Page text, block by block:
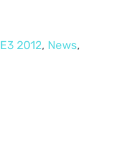
E3 2012, News,